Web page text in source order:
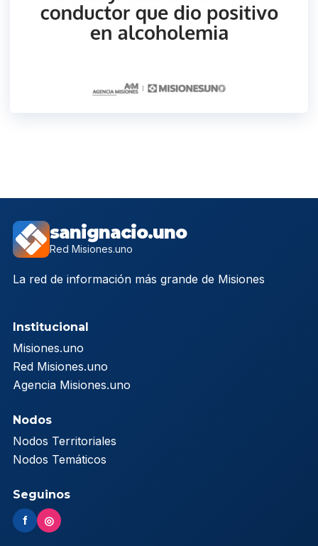
sanignacio.uno
Red Misiones.uno
La red de información más grande de Misiones
Institucional
Misiones.uno
Red Misiones.uno
Agencia Misiones.uno
Nodos
Nodos Territoriales
Nodos Temáticos
Seguinos
f ◎